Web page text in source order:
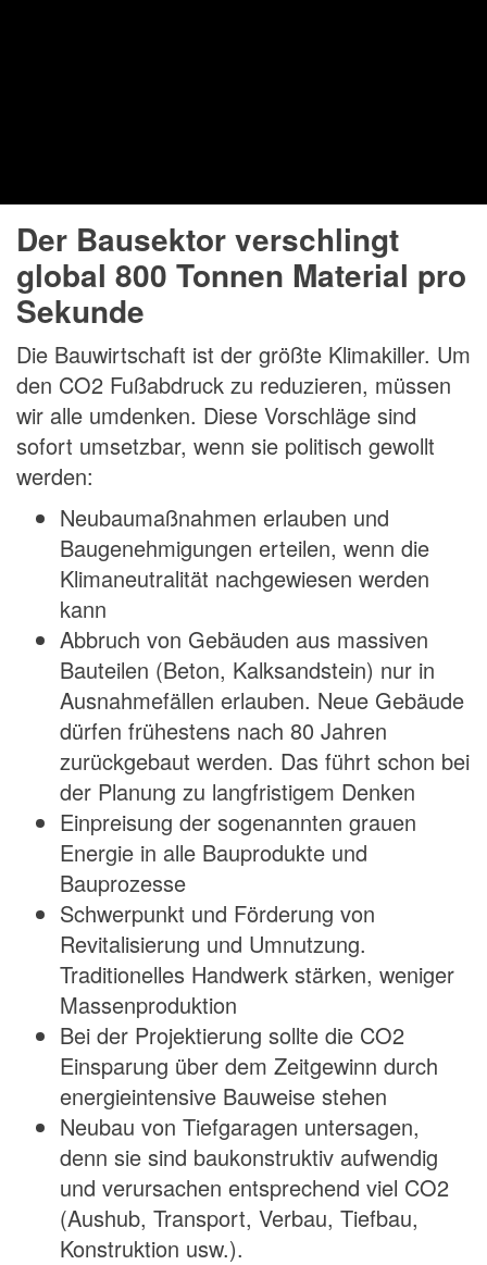
Der Bausektor verschlingt
global 800 Tonnen Material pro
Sekunde
Die Bauwirtschaft ist der größte Klimakiller. Um
den CO2 Fußabdruck zu reduzieren, müssen
wir alle umdenken. Diese Vorschläge sind
sofort umsetzbar, wenn sie politisch gewollt
werden:
Neubaumaßnahmen erlauben und
Baugenehmigungen erteilen, wenn die
Klimaneutralität nachgewiesen werden
kann
Abbruch von Gebäuden aus massiven
Bauteilen (Beton, Kalksandstein) nur in
Ausnahmefällen erlauben. Neue Gebäude
dürfen frühestens nach 80 Jahren
zurückgebaut werden. Das führt schon bei
der Planung zu langfristigem Denken
Einpreisung der sogenannten grauen
Energie in alle Bauprodukte und
Bauprozesse
Schwerpunkt und Förderung von
Revitalisierung und Umnutzung.
Traditionelles Handwerk stärken, weniger
Massenproduktion
Bei der Projektierung sollte die CO2
Einsparung über dem Zeitgewinn durch
energieintensive Bauweise stehen
Neubau von Tiefgaragen untersagen,
denn sie sind baukonstruktiv aufwendig
und verursachen entsprechend viel CO2
(Aushub, Transport, Verbau, Tiefbau,
Konstruktion usw.).